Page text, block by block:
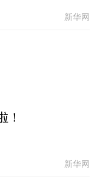
新华网
！
新华网